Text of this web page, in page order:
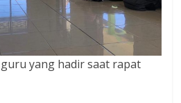
yang hadir saat rapat